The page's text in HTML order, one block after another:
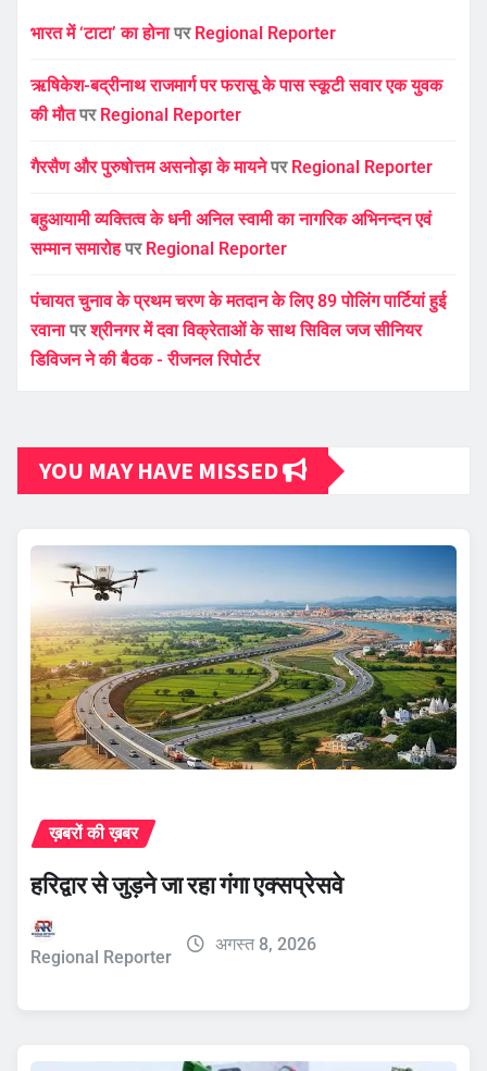
भारत में ‘टाटा’ का होनापर Regional Reporter
ऋषिकेश-बद्रीनाथ राजमार्ग पर फरासू के पास स्कूटी सवार एक युवक
की मौतपर Regional Reporter
गैरसैण और पुरुषोत्तम असनोड़ा के मायनेपर Regional Reporter
बहुआयामी व्यक्तित्व के धनी अनिल स्वामी का नागरिक अभिनन्दन एवं
सम्मान समारोहपर Regional Reporter
पंचायत चुनाव के प्रथम चरण के मतदान के लिए 89 पोलिंग पार्टियां हुई
रवानापरश्रीनगर में दवा विक्रेताओं के साथ सिविल जज सीनियर
डिविजन ने की बैठक - रीजनल रिपोर्टर
YOU MAY HAVE MISSED
ख़बरों की ख़बर
हरिद्वार से जुड़ने जा रहा गंगा एक्सप्रेसवे
Regional Reporter
अगस्त 8, 2026